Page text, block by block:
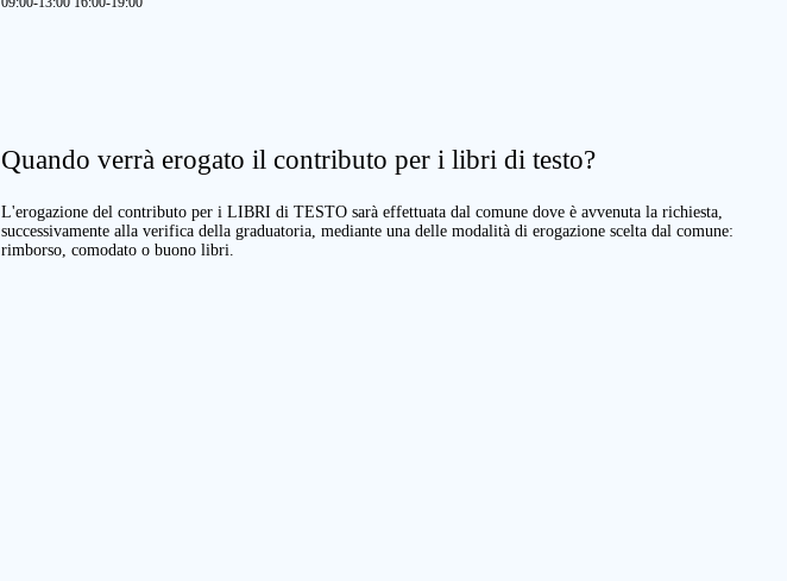
Quando verrà erogato il contributo per i libri di testo?
L'erogazione del contributo per i LIBRI di TESTO sarà effettuata dal comune dove è avvenuta la richiesta,
successivamente alla verifica della graduatoria, mediante una delle modalità di erogazione scelta dal comune:
rimborso, comodato o buono libri.